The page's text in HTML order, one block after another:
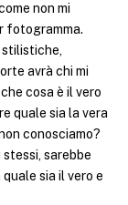
non mi
fotogramma.
stilistiche,
avrà chi mi
cosa è il vero
quale sia la vera
conosciamo?
stessi, sarebbe
sia il vero e